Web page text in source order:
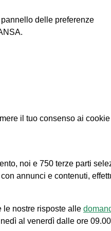
delle preferenze
il tuo consenso ai
noi e 750 terze parti
annunci e contenuti,
le nostre risposte alle
al venerdì dalle ore